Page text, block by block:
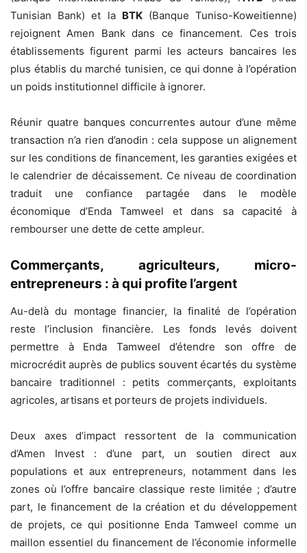
Tunisian Bank) et la BTK(Banque Tuniso-Koweitienne)
rejoignent Amen Bank dans ce financement. Ces trois
établissements figurent parmi les acteurs bancaires les
plus établis du marché tunisien, ce qui donne à l’opération
un poids institutionnel difficile à ignorer.
Réunir quatre banques concurrentes autour d’une même
transaction n’a rien d’anodin : cela suppose un alignement
sur les conditions de financement, les garanties exigées et
le calendrier de décaissement. Ce niveau de coordination
traduit une confiance partagée dans le modèle
économique d’Enda Tamweel et dans sa capacité à
rembourser une dette de cette ampleur.
Commerçants, agriculteurs, micro-
entrepreneurs : à qui profite l’argent
Au-delà du montage financier, la finalité de l’opération
reste l’inclusion financière. Les fonds levés doivent
permettre à Enda Tamweel d’étendre son offre de
microcrédit auprès de publics souvent écartés du système
bancaire traditionnel : petits commerçants, exploitants
agricoles, artisans et porteurs de projets individuels.
Deux axes d’impact ressortent de la communication
d’Amen Invest : d’une part, un soutien direct aux
populations et aux entrepreneurs, notamment dans les
zones où l’offre bancaire classique reste limitée ; d’autre
part, le financement de la création et du développement
de projets, ce qui positionne Enda Tamweel comme un
maillon essentiel du financement de l’économie informelle